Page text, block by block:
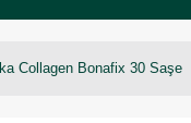
Collagen Bonafix 30 Saşe